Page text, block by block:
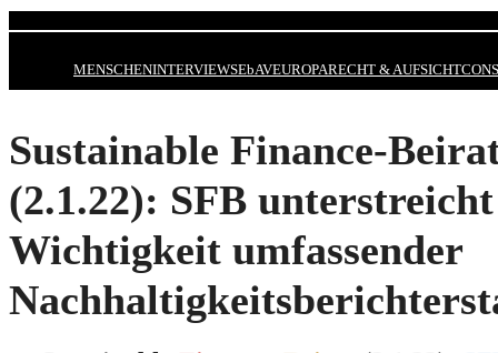
MENSCHENINTERVIEWSEbAVEUROPARECHT & AUFSICHT
Sustainable Finance-
(2.1.22): SFB unterstreicht
Wichtigkeit umfassender